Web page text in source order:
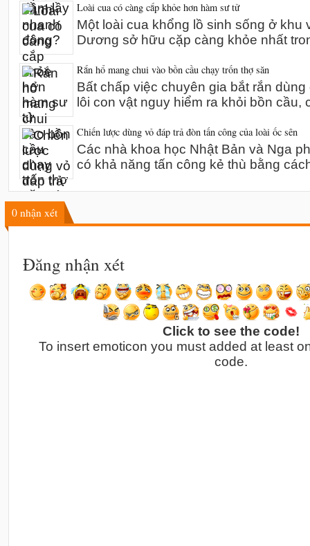
Loài cua có càng cắp khỏe hơn hàm sư tử
Một loài cua khổng lồ sinh sống ở khu
Dương sở hữu cặp càng khỏe nhất
Rắn hổ mang chui vào bồn cầu chạy trốn thợ săn
Bất chấp việc chuyên gia bắt rắn
lôi con vật nguy hiểm ra khỏi bồn cầu,
Chiến lược dùng vỏ đáp trả đòn tấn công của loài ốc sên
Các nhà khoa học Nhật Bản và Nga
có khả năng tấn công kẻ thù bằng
0 nhận xét
Đăng nhận xét
Click to see the code!
To insert emoticon you must added at least
code.